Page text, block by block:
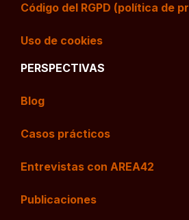
Código del RGPD (política de
Uso de cookies
PERSPECTIVAS
Blog
Casos prácticos
Entrevistas con AREA42
Publicaciones